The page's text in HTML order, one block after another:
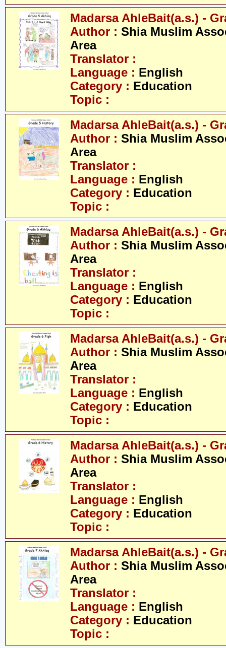
Madarsa AhleBait(a.s.) -
Author : Shia Muslim
Area
Translator :
Language : English
Category : Education
Topic :
Madarsa AhleBait(a.s.) -
Author : Shia Muslim
Area
Translator :
Language : English
Category : Education
Topic :
Madarsa AhleBait(a.s.) -
Author : Shia Muslim
Area
Translator :
Language : English
Category : Education
Topic :
Madarsa AhleBait(a.s.) -
Author : Shia Muslim
Area
Translator :
Language : English
Category : Education
Topic :
Madarsa AhleBait(a.s.) -
Author : Shia Muslim
Area
Translator :
Language : English
Category : Education
Topic :
Madarsa AhleBait(a.s.) -
Author : Shia Muslim
Area
Translator :
Language : English
Category : Education
Topic :